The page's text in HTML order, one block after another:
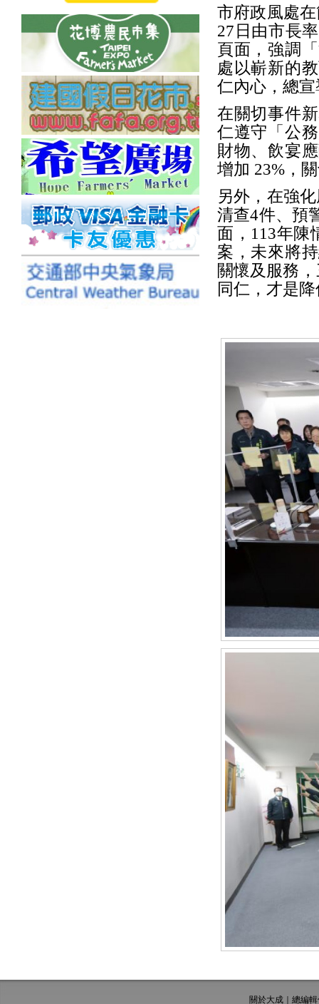
市府政風處
27日由市長
頁面，強調
處以嶄新的
仁內心，總
在關切事件
仁遵守「公
財物、飲宴
增加 23%，
另外，在強
清查4件、預
面，113年陳
案，未來將
關懷及服務
同仁，才是